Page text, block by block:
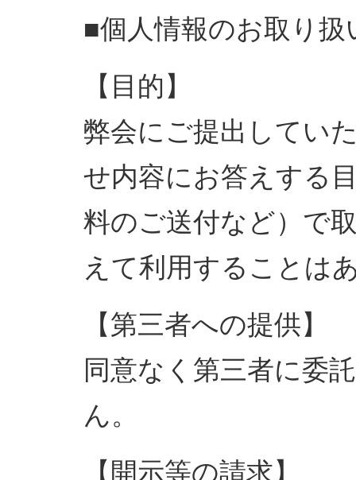
■個人情報のお取り
【目的】
弊会にご提出してい
せ内容にお答えする
料のご送付など）で
えて利用することは
【第三者への提供】
同意なく第三者に委
ん。
【開示等の請求】